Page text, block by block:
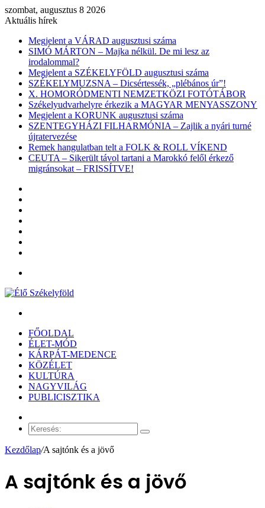
szombat, augusztus 8 2026
Aktuális hírek
Megjelent a VÁRAD augusztusi száma
SIMÓ MÁRTON – Majka nélkül. De mi lesz az
irodalommal?
Megjelent a SZÉKELYFÖLD augusztusi száma
SZÉKELYMUZSNA – Dicsértessék, „plébános úr”!
X. HOMORÓDMENTI NEMZETKÖZI FOTÓTÁBOR
Székelyudvarhelyre érkezik a MAGYAR MENYASSZONY
Megjelent a KORUNK augusztusi száma
SZENTEGYHÁZI FILHARMÓNIA – Zajlik a nyári turné
újratervezése
Remek hangulatban telt a FOLK & ROLL VÍKEND
CEUTA – Sikerült távol tartani a Marokkó felől érkező
migránsokat – FRISSÍTVE!
FŐOLDAL
ÉLET-MÓD
KÁRPÁT-MEDENCE
KÖZÉLET
KULTÚRA
NAGYVILÁG
PUBLICISZTIKA
cikk
Keresés:
Kezdőlap/A sajtónk és a jövő
A sajtónk és a jövő